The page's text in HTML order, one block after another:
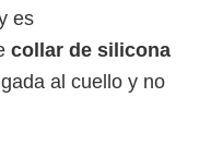
es
collar de silicona
al cuello y no